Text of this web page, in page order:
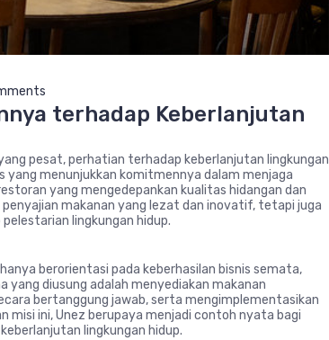
terhadap Keberlanjutan
pesat, perhatian terhadap keberlanjutan lingkungan
yang menunjukkan komitmennya dalam menjaga
yang mengedepankan kualitas hidangan dan
makanan yang lezat dan inovatif, tetapi juga
lingkungan hidup.
berorientasi pada keberhasilan bisnis semata,
diusung adalah menyediakan makanan
bertanggung jawab, serta mengimplementasikan
misi ini, Unez berupaya menjadi contoh nyata bagi
lingkungan hidup.